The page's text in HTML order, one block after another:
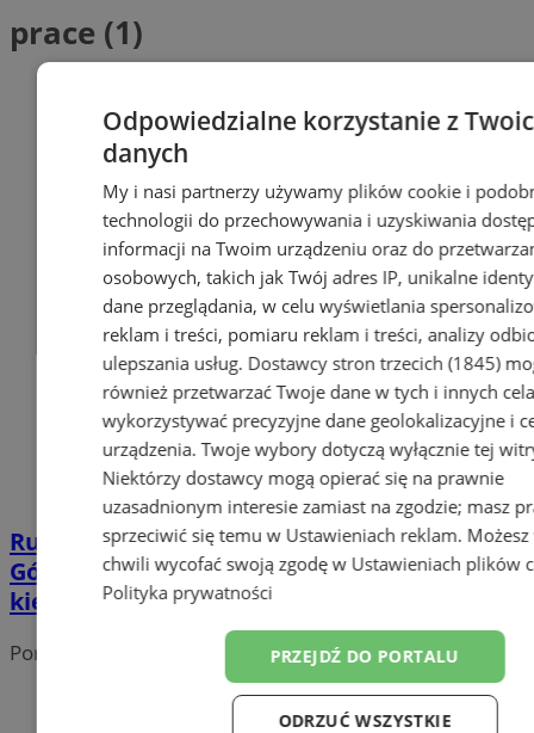
prace (1)
Rusza przebudowa skrzyżowania ul.
Górniczej z Pszowską – utrudnienia dla
kierowców
Portal należy do sieci
Odpowiedzialne korzystanie z
danych
My i nasi partnerzy używamy plików cookie i
technologii do przechowywania i uzyskiwania
informacji na Twoim urządzeniu oraz do
osobowych, takich jak Twój adres IP, unikalne
dane przeglądania, w celu wyświetlania
reklam i treści, pomiaru reklam i treści, analizy
ulepszania usług. Dostawcy stron trzecich (1845)
również przetwarzać Twoje dane w tych i innych
wykorzystywać precyzyjne dane geolokalizacyjne i
urządzenia. Twoje wybory dotyczą wyłącznie tej
Niektórzy dostawcy mogą opierać się na prawnie
uzasadnionym interesie zamiast na zgodzie; masz
sprzeciwić się temu w Ustawieniach reklam.
chwili wycofać swoją zgodę w Ustawieniach plików
Polityka prywatności
PRZEJDŹ DO PORTALU
ODRZUĆ WSZYSTKIE